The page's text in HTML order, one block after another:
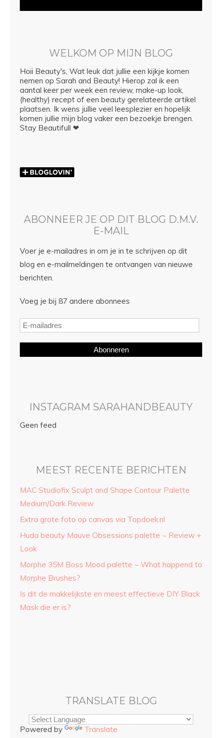
WELKOM OP MIJN BLOG
Hoii Beauty's, Wat leuk dat jullie een kijkje komen
nemen op Sarah and Beauty! Hierop zal ik een
aantal keer per week een review, make-up look,
(healthy) recept of een beauty gerelateerde artikel
plaatsen. Ik wens jullie veel leesplezier en hopelijk
komen jullie mijn blog vaker een bezoekje brengen.
Stay Beautifull ❤
ABONNEER JE OP DIT BLOG D.M.V.
E-MAIL
Voer je e-mailadres in om je in te schrijven op dit
blog en e-mailmeldingen te ontvangen van nieuwe
berichten.
Voeg je bij 87 andere abonnees
Abonneren
INSTAGRAM SARAHANDBEAUTY
Geen feed
MEEST RECENTE BERICHTEN
MAC Studiofix Sculpt and Shape Contour Palette
Medium/Dark Review
Extra grote foto op canvas via Topdoek.nl
Huda beauty Mauve Obsessions palette ~ Review +
Look
Morphe 35M Boss Mood palette ~ What happend to
Morphe Brushes?
Is dit de makkelijkste en meest effectieve DIY Black
Mask die er is?
TRANSLATE BLOG
Powered by Translate